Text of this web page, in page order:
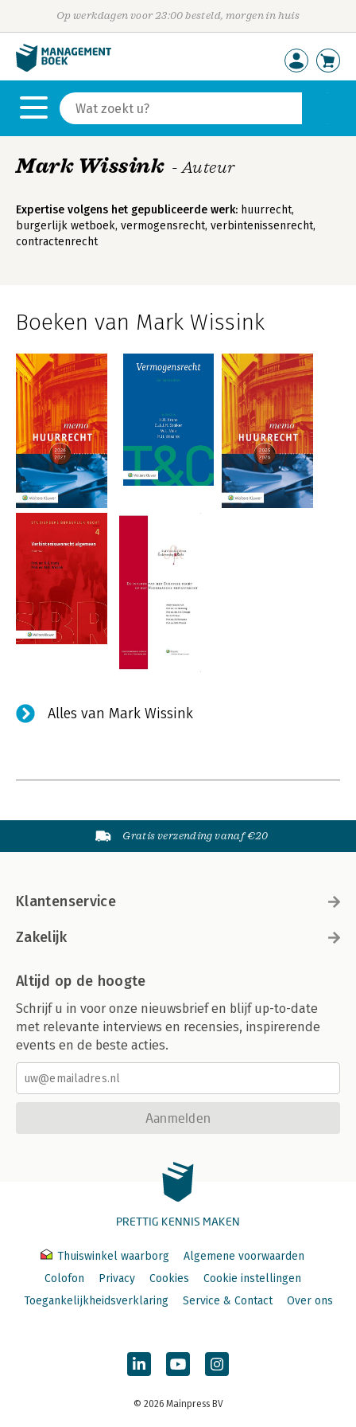
Op werkdagen voor 23:00 besteld, morgen in huis
Mark Wissink - Auteur
Expertise volgens het gepubliceerde werk: huurrecht,
burgerlijk wetboek, vermogensrecht, verbintenissenrecht,
contractenrecht
Boeken van Mark Wissink
Alles van Mark Wissink
Gratis verzending vanaf €20
Klantenservice
Zakelijk
Altijd op de hoogte
Schrijf u in voor onze nieuwsbrief en blijf up-to-date
met relevante interviews en recensies, inspirerende
events en de beste acties.
Aanmelden
PRETTIG KENNIS MAKEN
Thuiswinkel waarborg
Algemene voorwaarden
Colofon
Privacy Cookies
Cookie instellingen
Toegankelijkheidsverklaring
Service & Contact Over ons
© 2026 Mainpress BV